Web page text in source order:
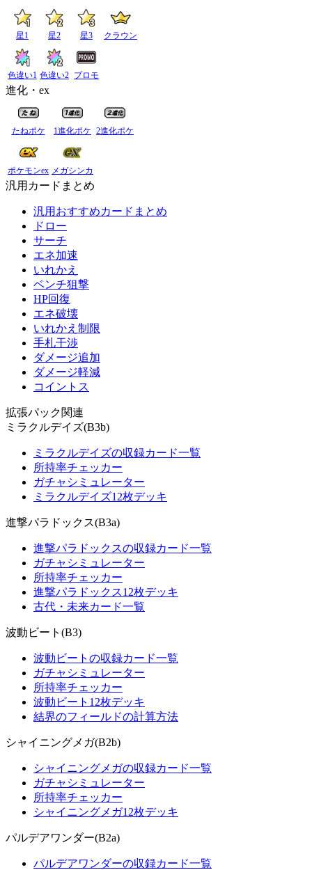
星1 星2 星3 クラウン
色違い1 色違い2 プロモ
進化・ex
たねポケ 1進化ポケ 2進化ポケ
ポケモンex メガシンカ
汎用カードまとめ
汎用おすすめカードまとめ
ドロー
サーチ
エネ加速
いれかえ
ベンチ狙撃
HP回復
エネ破壊
いれかえ制限
手札干渉
ダメージ追加
ダメージ軽減
コイントス
拡張パック関連
ミラクルデイズ(B3b)
ミラクルデイズの収録カード一覧
所持率チェッカー
ガチャシミュレーター
ミラクルデイズ12枚デッキ
進撃パラドックス(B3a)
進撃パラドックスの収録カード一覧
ガチャシミュレーター
所持率チェッカー
進撃パラドックス12枚デッキ
古代・未来カード一覧
波動ビート(B3)
波動ビートの収録カード一覧
ガチャシミュレーター
所持率チェッカー
波動ビート12枚デッキ
結界のフィールドの計算方法
シャイニングメガ(B2b)
シャイニングメガの収録カード一覧
ガチャシミュレーター
所持率チェッカー
シャイニングメガ12枚デッキ
パルデアワンダー(B2a)
パルデアワンダーの収録カード一覧